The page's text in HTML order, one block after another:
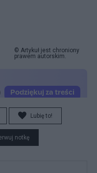
© Artykuł jest chroniony
prawem autorskim.
Lubię to!
notkę